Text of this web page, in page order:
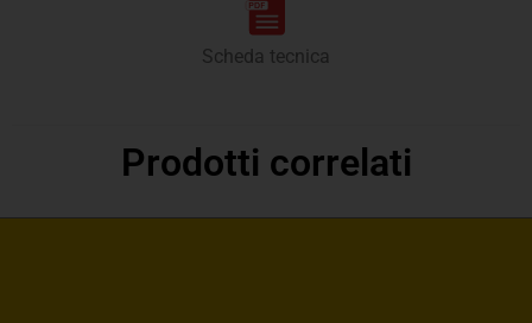
Scheda tecnica
Prodotti correlati